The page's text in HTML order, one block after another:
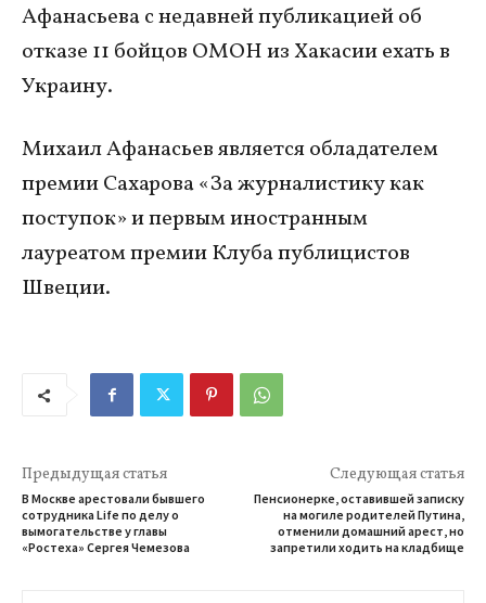
Афанасьева с недавней публикацией об
отказе 11 бойцов ОМОН из Хакасии ехать в
Украину.
Михаил Афанасьев является обладателем
премии Сахарова «За журналистику как
поступок» и первым иностранным
лауреатом премии Клуба публицистов
Швеции.
Предыдущая статья
В Москве арестовали бывшего
сотрудника Life по делу о
вымогательстве у главы
«Ростеха» Сергея Чемезова
Следующая статья
Пенсионерке, оставившей записку
на могиле родителей Путина,
отменили домашний арест, но
запретили ходить на кладбище